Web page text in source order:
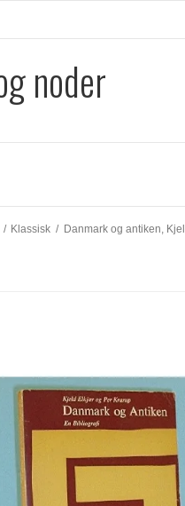
noder
/ Klassisk / Danmark og antiken,